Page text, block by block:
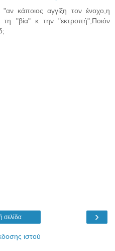
κάποιος αγγίξη τον ένοχο,η
τη "βία" κ την "εκτροπή";Ποιόν
›
σελίδα
ιστού